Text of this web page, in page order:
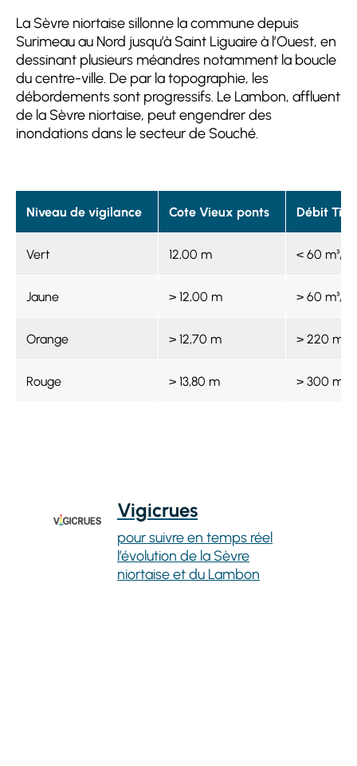
La Sèvre niortaise sillonne la commune depuis
Surimeau au Nord jusqu’à Saint Liguaire à l’Ouest, en
dessinant plusieurs méandres notamment la boucle
du centre-ville. De par la topographie, les
débordements sont progressifs. Le Lambon, affluent
de la Sèvre niortaise, peut engendrer des
inondations dans le secteur de Souché.
Niveau de vigilance Cote Vieux ponts Débit
Vert 12,00 m < 60 m³/s
Jaune > 12,00 m > 60 m³/s
Orange > 12,70 m > 220 m³/s
Rouge > 13,80 m > 300 m³/s
Vigicrues
pour suivre en temps réel
l’évolution de la Sèvre
niortaise et du Lambon